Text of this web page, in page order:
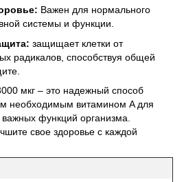
Важен для нормального
системы и функции.
защищает клетки от
радикалов, способствуя общей
мкг – это надежный способ
необходимым витамином A для
функций организма.
свое здоровье с каждой